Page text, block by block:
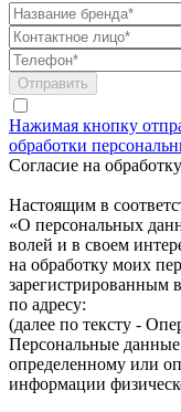
Нажимая кнопку
обработки
Согласие на
Настоящим в
«О персональных
волей и в своем
на обработку моих
зарегистрированным
по адресу:
(далее по тексту -
Персональные
определенному или
информации